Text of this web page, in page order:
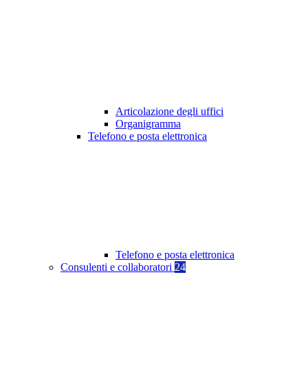
Articolazione degli uffici
Organigramma
Telefono e posta elettronica
Telefono e posta elettronica
Consulenti e collaboratori 24